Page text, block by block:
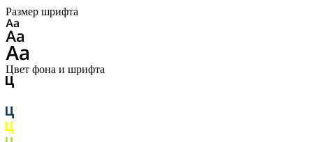
Размер шрифта
Цвет фона и шрифта